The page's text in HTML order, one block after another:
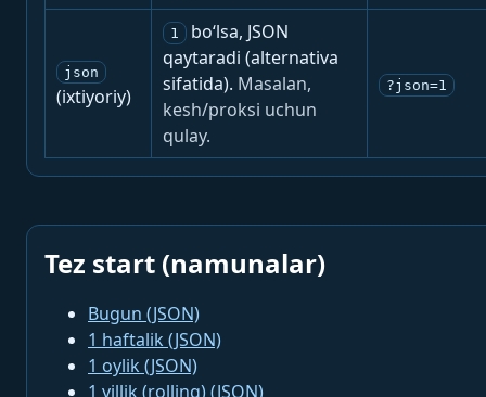
json
(ixtiyoriy)
1
bo‘lsa, JSON
qaytaradi (alternativa
sifatida). Masalan,
kesh/proksi uchun
qulay.
?json=1
Tez start (namunalar)
Bugun (JSON)
1 haftalik (JSON)
1 oylik (JSON)
1 yillik (rolling) (JSON)